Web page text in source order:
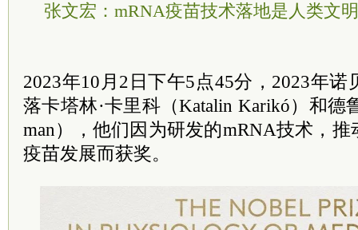
张文宏：mRNA疫苗技术落地是人类文
2023年10月2日下午5点45分，2023年
落卡塔林·卡里科（Katalin Karikó）和德
man），他们因为研发的mRNA技术，
疫苗发展而获奖。